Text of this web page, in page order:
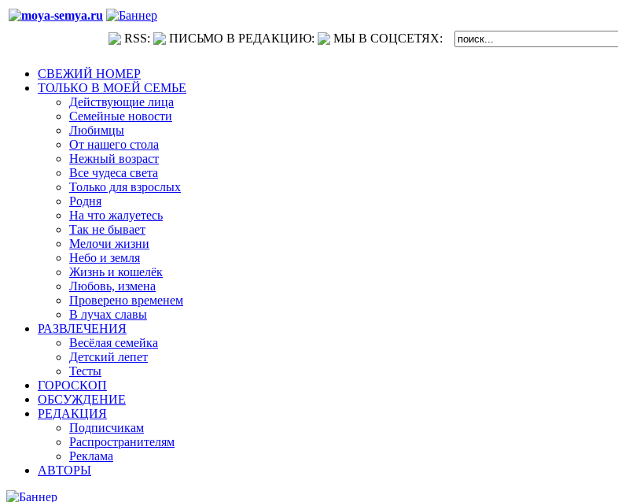
RSS: ПИСЬМО В РЕДАКЦИЮ: МЫ В СОЦСЕТЯХ:
СВЕЖИЙ НОМЕР
ТОЛЬКО В МОЕЙ СЕМЬЕ
Действующие лица
Семейные новости
Любимцы
От нашего стола
Нежный возраст
Все чудеса света
Только для взрослых
Родня
На что жалуетесь
Так не бывает
Мелочи жизни
Небо и земля
Жизнь и кошелёк
Любовь, измена
Проверено временем
В лучах славы
РАЗВЛЕЧЕНИЯ
Весёлая семейка
Детский лепет
Тесты
ГОРОСКОП
ОБСУЖДЕНИЕ
РЕДАКЦИЯ
Подписчикам
Распространителям
Реклама
АВТОРЫ